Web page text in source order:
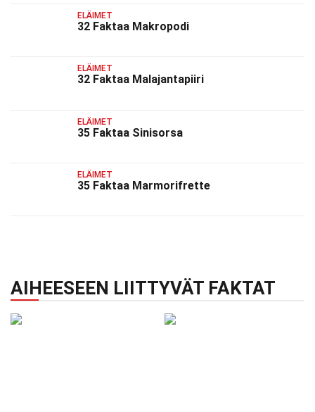
ELÄIMET
32 Faktaa Makropodi
ELÄIMET
32 Faktaa Malajantapiiri
ELÄIMET
35 Faktaa Sinisorsa
ELÄIMET
35 Faktaa Marmorifrette
AIHEESEEN LIITTYVÄT FAKTAT